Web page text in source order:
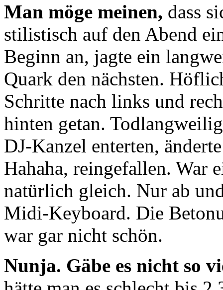
Man möge meinen, dass
stilistisch auf den Abend
Beginn an, jagte ein
Quark den nächsten.
Schritte nach links und
hinten getan.
DJ-Kanzel enterten,
Hahaha, reingefallen.
natürlich gleich. Nur ab
Midi-Keyboard. Die
war gar nicht schön.
Nunja. Gäbe es nicht so